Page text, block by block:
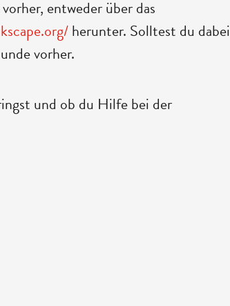
entweder über das
herunter. Solltest du dabei
vorher.
und ob du Hilfe bei der